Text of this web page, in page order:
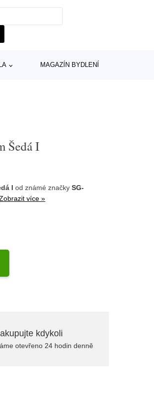
MAGAZÍN BYDLENÍ
Šedá I
I od známé značkySG-
více »
kdykoli
otevřeno 24 hodin denně